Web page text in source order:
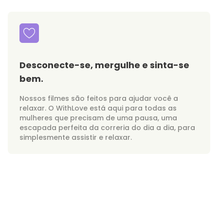
Desconecte-se, mergulhe e sinta-se
bem.
Nossos filmes são feitos para ajudar você a
relaxar. O WithLove está aqui para todas as
mulheres que precisam de uma pausa, uma
escapada perfeita da correria do dia a dia, para
simplesmente assistir e relaxar.